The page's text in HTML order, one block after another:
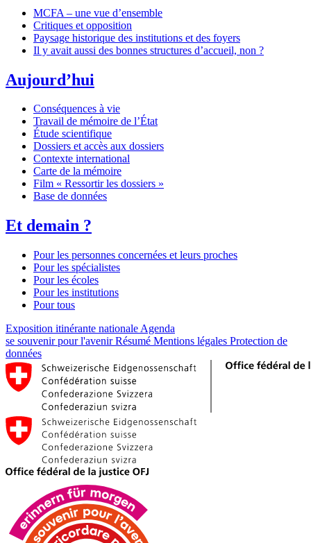
MCFA – une vue d’ensemble
Critiques et opposition
Paysage historique des institutions et des foyers
Il y avait aussi des bonnes structures d’accueil, non ?
Aujourd’hui
Conséquences à vie
Travail de mémoire de l’État
Étude scientifique
Dossiers et accès aux dossiers
Contexte international
Carte de la mémoire
Film « Ressortir les dossiers »
Base de données
Et demain ?
Pour les personnes concernées et leurs proches
Pour les spécialistes
Pour les écoles
Pour les institutions
Pour tous
Exposition itinérante nationale Agenda
se souvenir pour l'avenirRésumé Mentions légales Protection de
données